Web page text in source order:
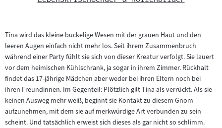
Tina wird das kleine buckelige Wesen mit der grauen Haut und den
leeren Augen einfach nicht mehr los. Seit ihrem Zusammenbruch
während einer Party fühlt sie sich von dieser Kreatur verfolgt. Sie lauert
vor dem heimischen Kühlschrank, ja sogar in ihrem Zimmer. Rückhalt
findet das 17-jährige Mädchen aber weder bei ihren Eltern noch bei
ihren Freundinnen. Im Gegenteil: Plötzlich gilt Tina als verrückt. Als sie
keinen Ausweg mehr weiß, beginnt sie Kontakt zu diesem Gnom
aufzunehmen, mit dem sie auf merkwürdige Art verbunden zu sein
scheint. Und tatsächlich erweist sich dieses als gar nicht so schlimm.